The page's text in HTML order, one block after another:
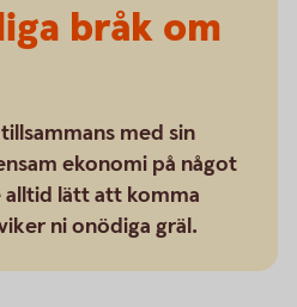
bråk om
med sin
ekonomi på något
alltid lätt att komma
ni onödiga gräl.